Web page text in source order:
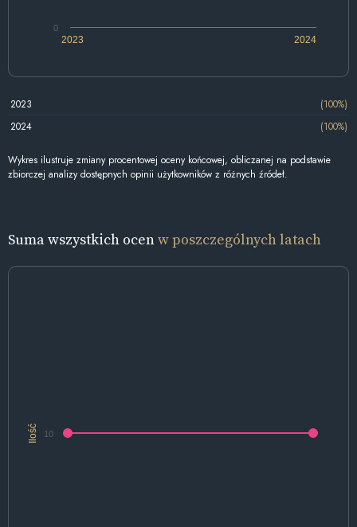
2023 2024
0
2023
(100%)
2024
(100%)
Wykres ilustruje zmiany procentowej oceny końcowej, obliczanej na podstawie
zbiorczej analizy dostępnych opinii użytkowników z różnych źródeł.
Suma wszystkich ocenw poszczególnych latach
Ilość 10